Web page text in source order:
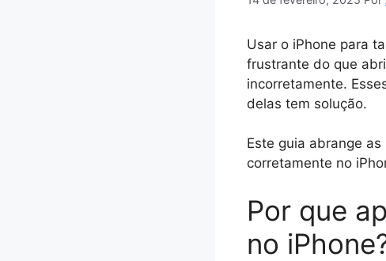
Usar o iPhone para
frustrante do que
incorretamente.
delas tem solução.
Este guia abrange
corretamente no
Por que
no